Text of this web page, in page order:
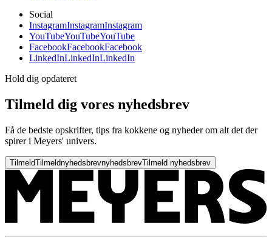
Social
InstagramInstagramInstagram
YouTubeYouTubeYouTube
FacebookFacebookFacebook
LinkedInLinkedInLinkedIn
Hold dig opdateret
Tilmeld dig vores nyhedsbrev
Få de bedste opskrifter, tips fra kokkene og nyheder om alt det der
spirer i Meyers' univers.
TilmeldTilmeldnyhedsbrevnyhedsbrevTilmeld nyhedsbrev